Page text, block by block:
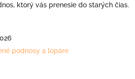
ktorý vás prenesie do starých čias.
podnosy a lopáre